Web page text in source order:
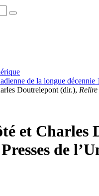
de la longue décennie
Doutrelepont (dir.),
et
de